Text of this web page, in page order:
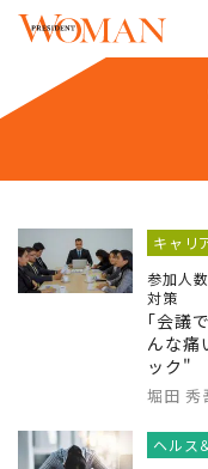
キャリ
参加人
対策
｢会議
んな痛
ック"
堀田 秀
ヘルス